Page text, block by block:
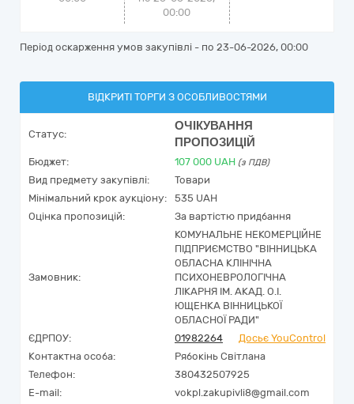
00:00
Період оскарження умов закупівлі - по 23-06-2026, 00:00
ВІДКРИТІ ТОРГИ З ОСОБЛИВОСТЯМИ
Статус:
ОЧІКУВАННЯ
ПРОПОЗИЦІЙ
Бюджет: 107 000 UAH (з ПДВ)
Вид предмету закупівлі:
Товари
Мінімальний крок аукціону:
535 UAH
Оцінка пропозицій:
За вартістю придбання
Замовник:
КОМУНАЛЬНЕ НЕКОМЕРЦІЙНЕ
ПІДПРИЄМСТВО "ВІННИЦЬКА
ОБЛАСНА КЛІНІЧНА
ПСИХОНЕВРОЛОГІЧНА
ЛІКАРНЯ ІМ. АКАД. О.І.
ЮЩЕНКА ВІННИЦЬКОЇ
ОБЛАСНОЇ РАДИ"
ЄДРПОУ:
01982264
Досьє YouControl
Контактна особа:
Рябокінь Світлана
Телефон:
380432507925
E-mail:
vokpl.zakupivli8@gmail.com